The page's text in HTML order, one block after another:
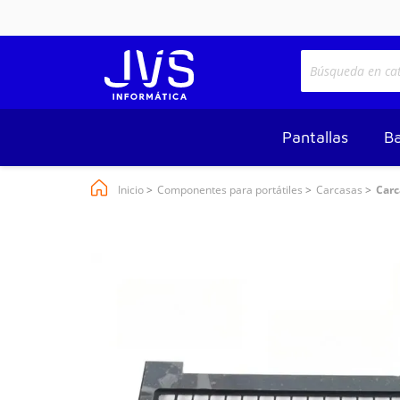
Pantallas
Inicio Componentes para portátiles Carcasas